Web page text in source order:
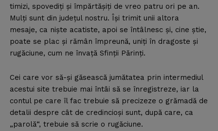
timizi, spovediţi şi împărtăşiţi de vreo patru ori pe an.
Mulţi sunt din judeţul nostru. Îşi trimit unii altora
mesaje, ca nişte acatiste, apoi se întâlnesc şi, cine ştie,
poate se plac şi rămân împreună, uniţi în dragoste şi
rugăciune, cum ne învaţă Sfinţii Părinţi.
Cei care vor să-şi găsească jumătatea prin intermediul
acestui site trebuie mai întâi să se înregistreze, iar la
contul pe care îl fac trebuie să precizeze o grămadă de
detalii despre cât de credincioşi sunt, după care, ca
„parolă“, trebuie să scrie o rugăciune.